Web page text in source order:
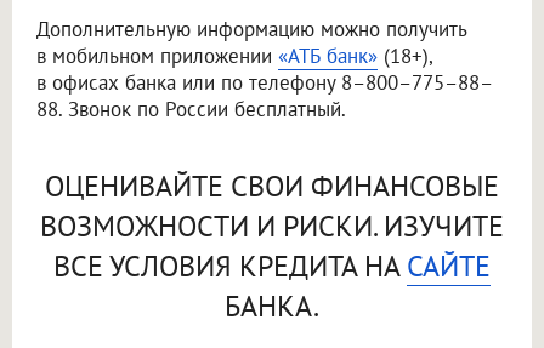
Дополнительную информацию можно получить
в мобильном приложении «АТБ банк» (18+),
в офисах банка или по телефону 8–800–775–88–
88. Звонок по России бесплатный.
ОЦЕНИВАЙТЕ СВОИ ФИНАНСОВЫЕ
ВОЗМОЖНОСТИ И РИСКИ. ИЗУЧИТЕ
ВСЕ УСЛОВИЯ КРЕДИТА НАСАЙТЕ
БАНКА.